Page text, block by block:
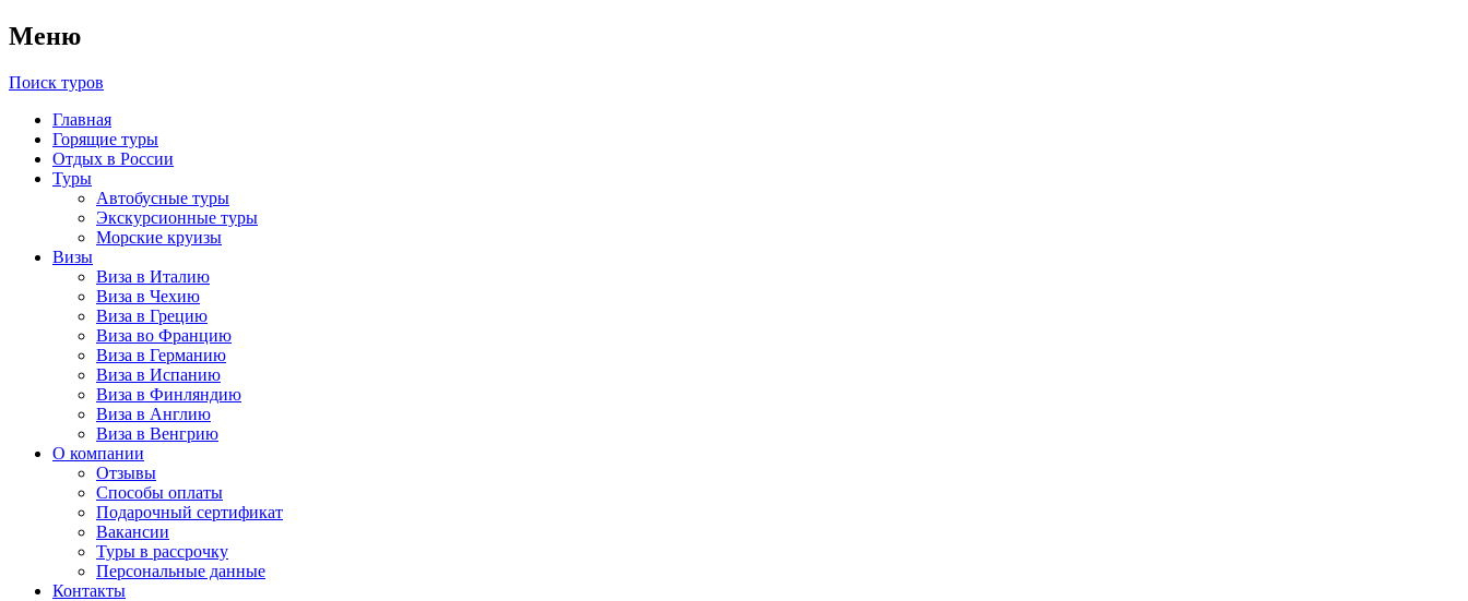
Меню
Поиск туров
Главная
Горящие туры
Отдых в России
Туры
Автобусные туры
Экскурсионные туры
Морские круизы
Визы
Виза в Италию
Виза в Чехию
Виза в Грецию
Виза во Францию
Виза в Германию
Виза в Испанию
Виза в Финляндию
Виза в Англию
Виза в Венгрию
О компании
Отзывы
Способы оплаты
Подарочный сертификат
Вакансии
Туры в рассрочку
Персональные данные
Контакты